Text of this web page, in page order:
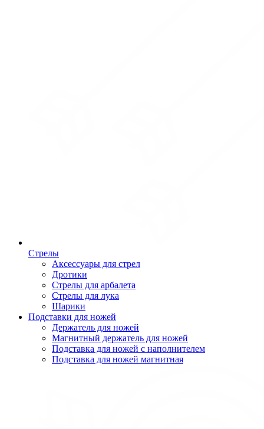
Стрелы
Аксессуары для стрел
Дротики
Стрелы для арбалета
Стрелы для лука
Шарики
Подставки для ножей
Держатель для ножей
Магнитный держатель для ножей
Подставка для ножей с наполнителем
Подставка для ножей магнитная